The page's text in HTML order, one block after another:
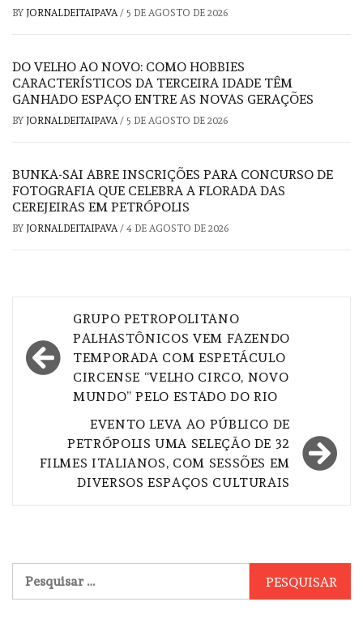
BY JORNALDEITAIPAVA / 5 DE AGOSTO DE 2026
DO VELHO AO NOVO: COMO HOBBIES
CARACTERÍSTICOS DA TERCEIRA IDADE TÊM
GANHADO ESPAÇO ENTRE AS NOVAS GERAÇÕES
BY JORNALDEITAIPAVA / 5 DE AGOSTO DE 2026
BUNKA-SAI ABRE INSCRIÇÕES PARA CONCURSO DE
FOTOGRAFIA QUE CELEBRA A FLORADA DAS
CEREJEIRAS EM PETRÓPOLIS
BY JORNALDEITAIPAVA / 4 DE AGOSTO DE 2026
Navegação
de
Post
GRUPO PETROPOLITANO
PALHASTÔNICOS VEM FAZENDO
TEMPORADA COM ESPETÁCULO
CIRCENSE “VELHO CIRCO, NOVO
MUNDO” PELO ESTADO DO RIO
EVENTO LEVA AO PÚBLICO DE
PETRÓPOLIS UMA SELEÇÃO DE 32
FILMES ITALIANOS, COM SESSÕES EM
DIVERSOS ESPAÇOS CULTURAIS
por: